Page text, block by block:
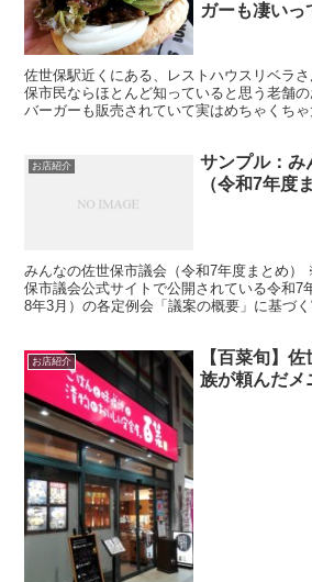
ガーも凄いっ
佐世保駅近くにある、レストハウスリベラ
保市民ならほとんど知っていると思う老舗
バーガーも販売されていて実はめちゃくち
お店紹介
サンプル：み
（令和7年度
みんなの佐世保市議会（令和7年度まとめ
保市議会公式サイトで公開されている令和7
8年3月）の各定例会「議案の概要」に基づく
お店紹介
【百菜旬】
族が頼んだメ